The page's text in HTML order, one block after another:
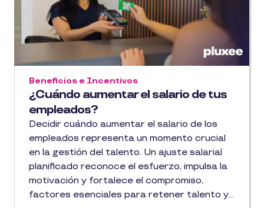
¿Cuándo aumentar el salario de tus
empleados?
Beneficios e Incentivos
Decidir cuándo aumentar el salario de los
empleados representa un momento crucial
en la gestión del talento. Un ajuste salarial
planificado reconoce el esfuerzo, impulsa la
motivación y fortalece el compromiso,
factores esenciales para retener talento y